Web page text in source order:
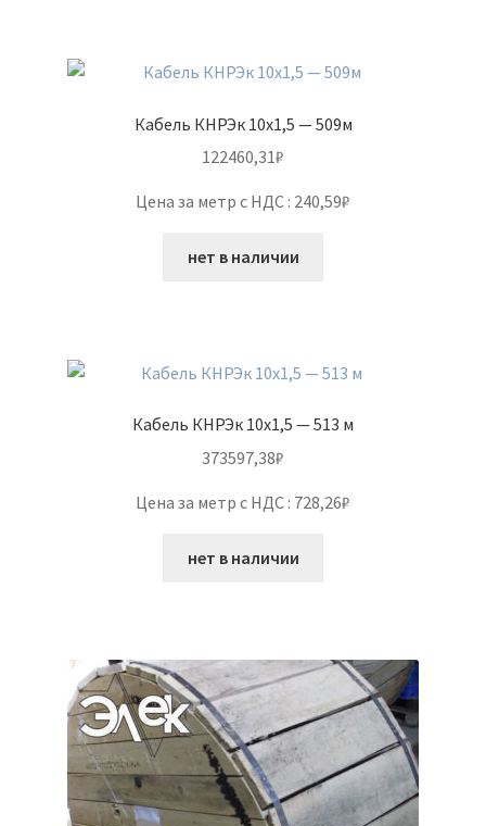
Кабель КНРЭк 10х1,5 — 509м
122460,31₽
Цена за метр с НДС : 240,59₽
нет в наличии
Кабель КНРЭк 10х1,5 — 513 м
373597,38₽
Цена за метр с НДС : 728,26₽
нет в наличии